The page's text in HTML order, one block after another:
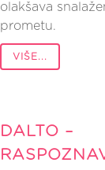
olakšava
prometu.
VIŠE...
DALTO –